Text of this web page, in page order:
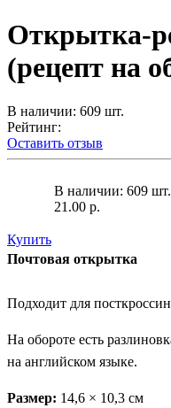
Открытка-
(рецепт на
В наличии: 609 шт.
Рейтинг:
Оставить отзыв
В наличии: 609 шт.
21.00 р.
Купить
Почтовая открытка
Подходит для
На обороте есть
на английском языке.
Размер: 14,6 × 10,3 см